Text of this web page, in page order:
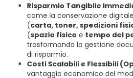
Risparmio Tangibile
come la conservazione
(carta, toner, spedizioni
(spazio fisico e tempo del
trasformando la gestione
di risparmio.
Costi Scalabili e Flessibili
vantaggio economico del